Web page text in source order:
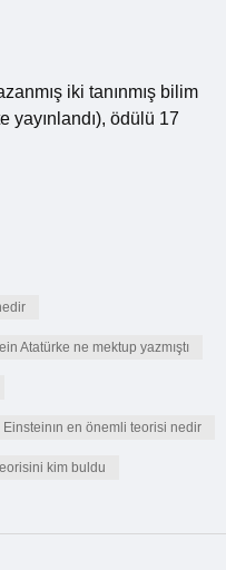
iki tanınmış bilim
yayınlandı), ödülü 17
Atatürke ne mektup yazmıştı
Einsteinın en önemli teorisi nedir
kim buldu